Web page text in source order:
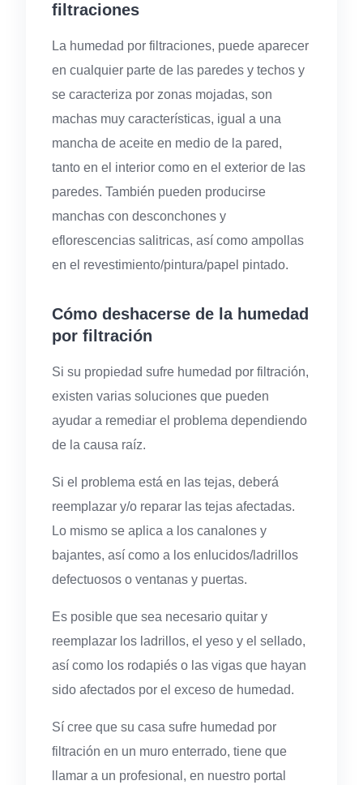
filtraciones
La humedad por filtraciones, puede aparecer
en cualquier parte de las paredes y techos y
se caracteriza por zonas mojadas, son
machas muy características, igual a una
mancha de aceite en medio de la pared,
tanto en el interior como en el exterior de las
paredes. También pueden producirse
manchas con desconchones y
eflorescencias salitricas, así como ampollas
en el revestimiento/pintura/papel pintado.
Cómo deshacerse de la humedad
por filtración
Si su propiedad sufre humedad por filtración,
existen varias soluciones que pueden
ayudar a remediar el problema dependiendo
de la causa raíz.
Si el problema está en las tejas, deberá
reemplazar y/o reparar las tejas afectadas.
Lo mismo se aplica a los canalones y
bajantes, así como a los enlucidos/ladrillos
defectuosos o ventanas y puertas.
Es posible que sea necesario quitar y
reemplazar los ladrillos, el yeso y el sellado,
así como los rodapiés o las vigas que hayan
sido afectados por el exceso de humedad.
Sí cree que su casa sufre humedad por
filtración en un muro enterrado, tiene que
llamar a un profesional, en nuestro portal